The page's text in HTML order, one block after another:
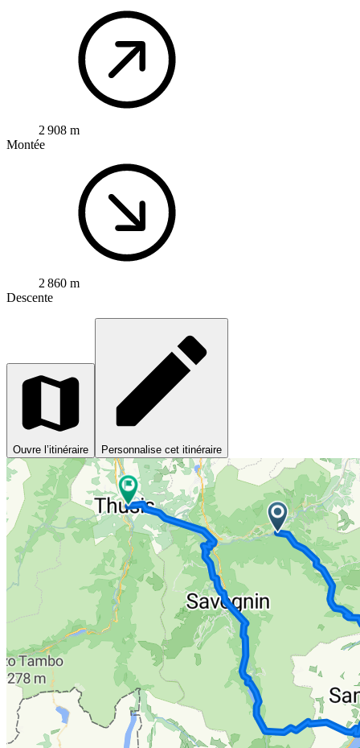
2 908 m
Montée
2 860 m
Descente
Ouvre l’itinéraire Personnalise cet itinéraire